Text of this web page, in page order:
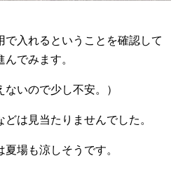
入れるということを確認して
でみます。
ないので少し不安。）
は見当たりませんでした。
場も涼しそうです。